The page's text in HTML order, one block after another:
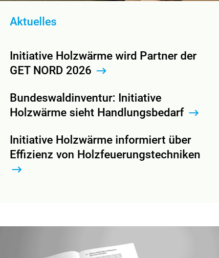
Aktuelles
Initiative Holzwärme wird Partner der
GET NORD 2026
Bundeswaldinventur: Initiative
Holzwärme sieht Handlungsbedarf
Initiative Holzwärme informiert über
Effizienz von Holzfeuerungstechniken